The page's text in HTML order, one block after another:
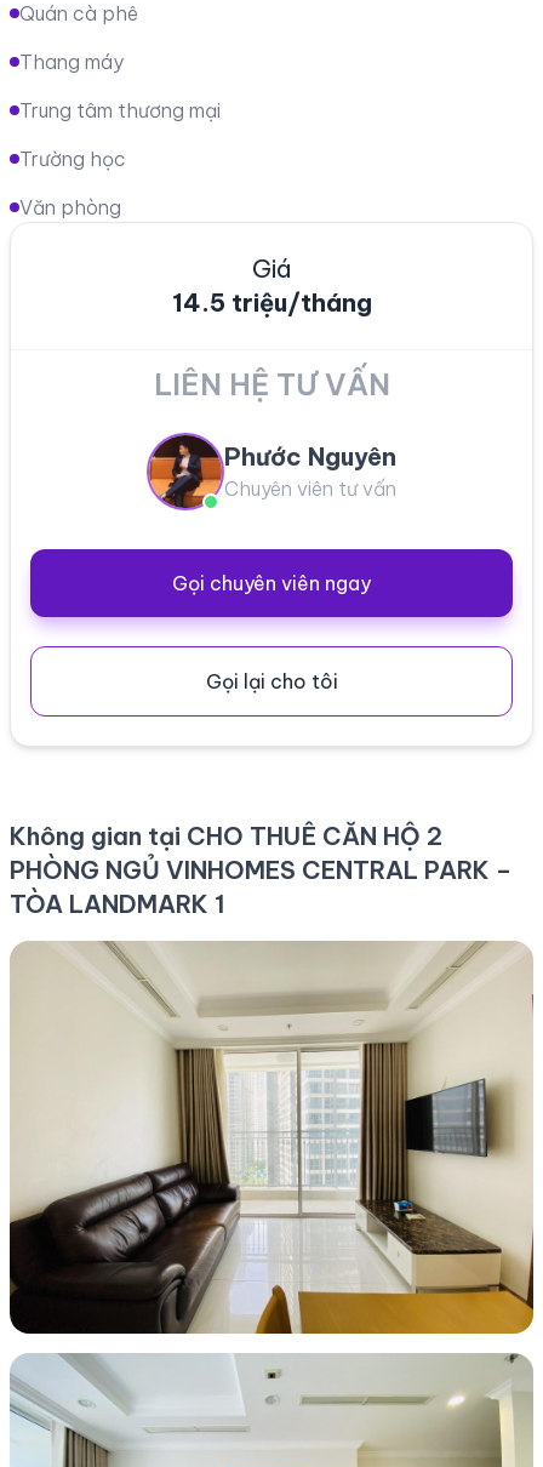
Quán cà phê
Thang máy
Trung tâm thương mại
Trường học
Văn phòng
Giá
14.5 triệu/tháng
LIÊN HỆ TƯ VẤN
Phước Nguyên
Chuyên viên tư vấn
Gọi chuyên viên ngay
Gọi lại cho tôi
Không gian tại CHO THUÊ CĂN HỘ 2
PHÒNG NGỦ VINHOMES CENTRAL PARK –
TÒA LANDMARK 1